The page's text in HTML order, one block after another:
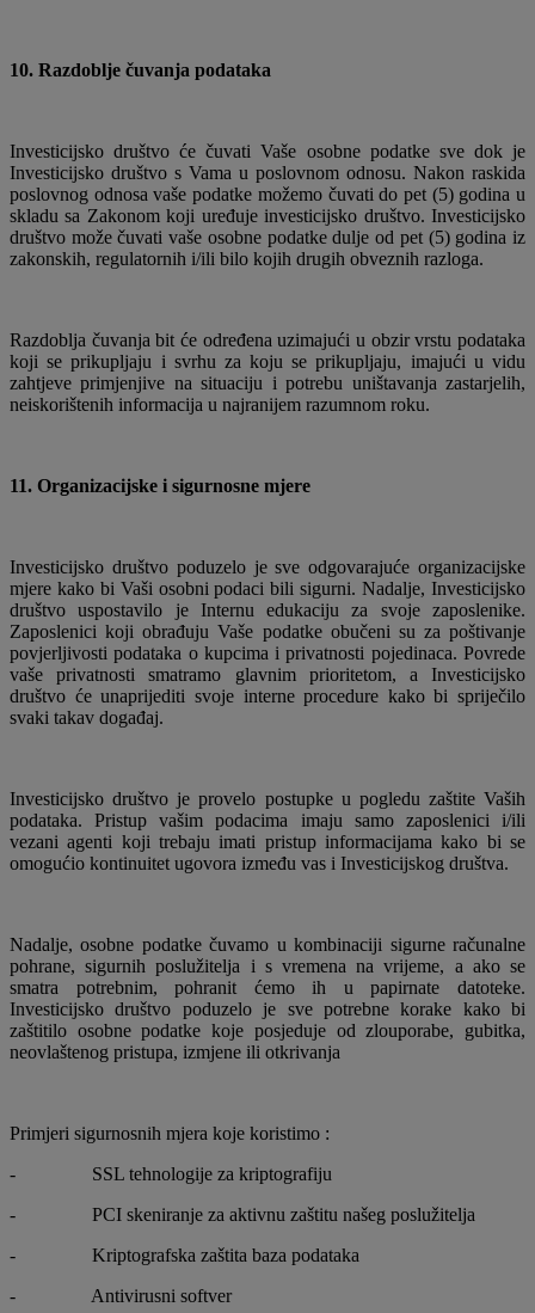
10. Razdoblje čuvanja podataka
Investicijsko društvo će čuvati Vaše osobne podatke sve dok je
Investicijsko društvo s Vama u poslovnom odnosu. Nakon raskida
poslovnog odnosa vaše podatke možemo čuvati do pet (5) godina u
skladu sa Zakonom koji uređuje investicijsko društvo. Investicijsko
društvo može čuvati vaše osobne podatke dulje od pet (5) godina iz
zakonskih, regulatornih i/ili bilo kojih drugih obveznih razloga.
Razdoblja čuvanja bit će određena uzimajući u obzir vrstu podataka
koji se prikupljaju i svrhu za koju se prikupljaju, imajući u vidu
zahtjeve primjenjive na situaciju i potrebu uništavanja zastarjelih,
neiskorištenih informacija u najranijem razumnom roku.
11. Organizacijske i sigurnosne mjere
Investicijsko društvo poduzelo je sve odgovarajuće organizacijske
mjere kako bi Vaši osobni podaci bili sigurni. Nadalje, Investicijsko
društvo uspostavilo je Internu edukaciju za svoje zaposlenike.
Zaposlenici koji obrađuju Vaše podatke obučeni su za poštivanje
povjerljivosti podataka o kupcima i privatnosti pojedinaca. Povrede
vaše privatnosti smatramo glavnim prioritetom, a Investicijsko
društvo će unaprijediti svoje interne procedure kako bi spriječilo
svaki takav događaj.
Investicijsko društvo je provelo postupke u pogledu zaštite Vaših
podataka. Pristup vašim podacima imaju samo zaposlenici i/ili
vezani agenti koji trebaju imati pristup informacijama kako bi se
omogućio kontinuitet ugovora između vas i Investicijskog društva.
Nadalje, osobne podatke čuvamo u kombinaciji sigurne računalne
pohrane, sigurnih poslužitelja i s vremena na vrijeme, a ako se
smatra potrebnim, pohranit ćemo ih u papirnate datoteke.
Investicijsko društvo poduzelo je sve potrebne korake kako bi
zaštitilo osobne podatke koje posjeduje od zlouporabe, gubitka,
neovlaštenog pristupa, izmjene ili otkrivanja
Primjeri sigurnosnih mjera koje koristimo :
- SSL tehnologije za kriptografiju
- PCI skeniranje za aktivnu zaštitu našeg poslužitelja
- Kriptografska zaštita baza podataka
- Antivirusni softver